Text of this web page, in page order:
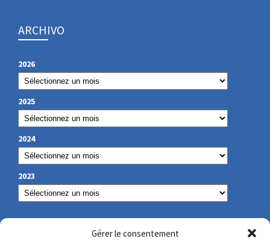
Gérer le consentement
ARCHIVO
2026
2025
2024
2023
NUESTROS DATOS DE CONTACTO